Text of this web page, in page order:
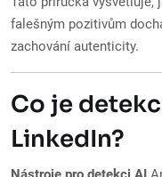
falešným pozitivům
zachování autenticity.
Co je
LinkedIn?